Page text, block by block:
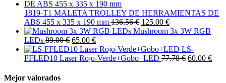
1819-T1 MALETA TROLLEY DE HERRAMIENTAS DE
ABS 455 x 335 x 190 mm 136.56 € 125.00 €
Mushroom 3x 3W RGB
LEDs 89.00 € 65.00 €
LS-
FFLED10 Laser Rojo-Verde+Gobo+LED 77.78 € 60.00 €
Mejor valorados